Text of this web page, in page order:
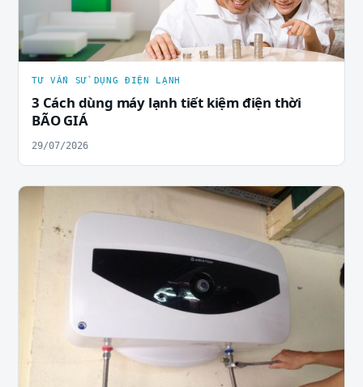
TƯ VẤN SỬ DỤNG ĐIỆN LẠNH
3 Cách dùng máy lạnh tiết kiệm điện thời
BÃO GIÁ
29/07/2026